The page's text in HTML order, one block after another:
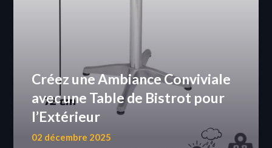
Créez une Ambiance Conviviale
avec une Table de Bistrot pour
l’Extérieur
02 décembre 2025